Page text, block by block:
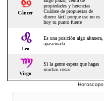
Horoscopo